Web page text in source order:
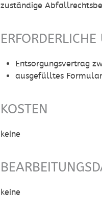
zuständige
Entsorgungsvertrag
ausgefülltes
KOSTEN
keine
keine